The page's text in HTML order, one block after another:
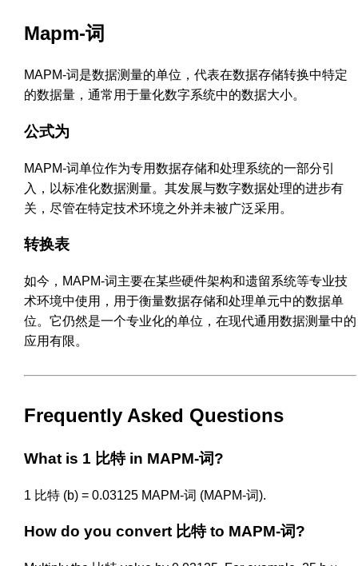
Mapm-词
MAPM-词是数据测量的单位，代表在数据存储转换中特定
的数据量，通常用于量化数字系统中的数据大小。
公式为
MAPM-词单位作为专用数据存储和处理系统的一部分引
入，以标准化数据测量。其发展与数字数据处理的进步有
关，尽管在特定技术环境之外并未被广泛采用。
转换表
如今，MAPM-词主要在某些硬件架构和遗留系统等专业技
术环境中使用，用于衡量数据存储和处理单元中的数据单
位。它仍然是一个专业化的单位，在现代通用数据测量中的
应用有限。
Frequently Asked Questions
What is 1 比特 in MAPM-词?
1 比特 (b) = 0.03125 MAPM-词 (MAPM-词).
How do you convert 比特 to MAPM-词?